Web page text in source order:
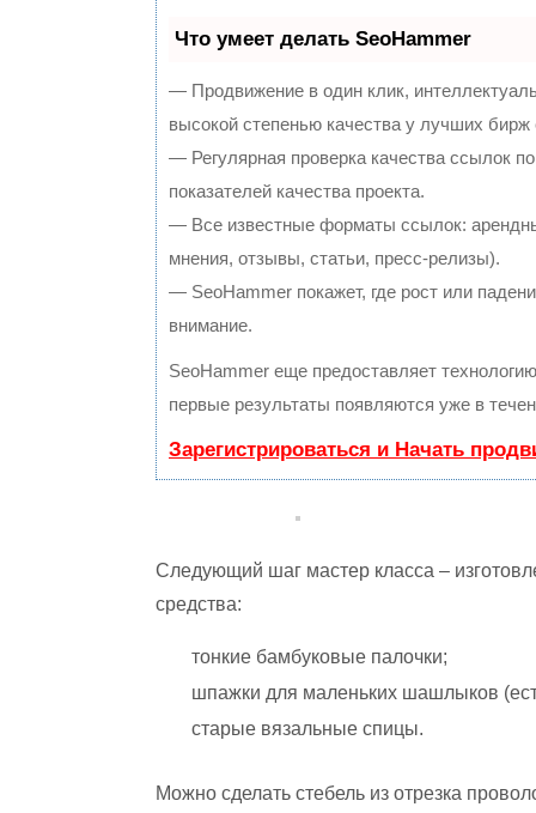
Что умеет делать SeoHammer
— Продвижение в один клик,
высокой степенью качества у лучших бирж
— Регулярная проверка качества ссылок
показателей качества проекта.
— Все известные форматы ссылок:
мнения, отзывы, статьи, пресс-релизы).
— SeoHammer покажет, где рост или
внимание.
SeoHammer еще предоставляет
первые результаты появляются уже в
Зарегистрироваться и Начать
Следующий шаг мастер класса –
средства:
тонкие бамбуковые палочки;
шпажки для маленьких шашлыков
старые вязальные спицы.
Можно сделать стебель из отрезка